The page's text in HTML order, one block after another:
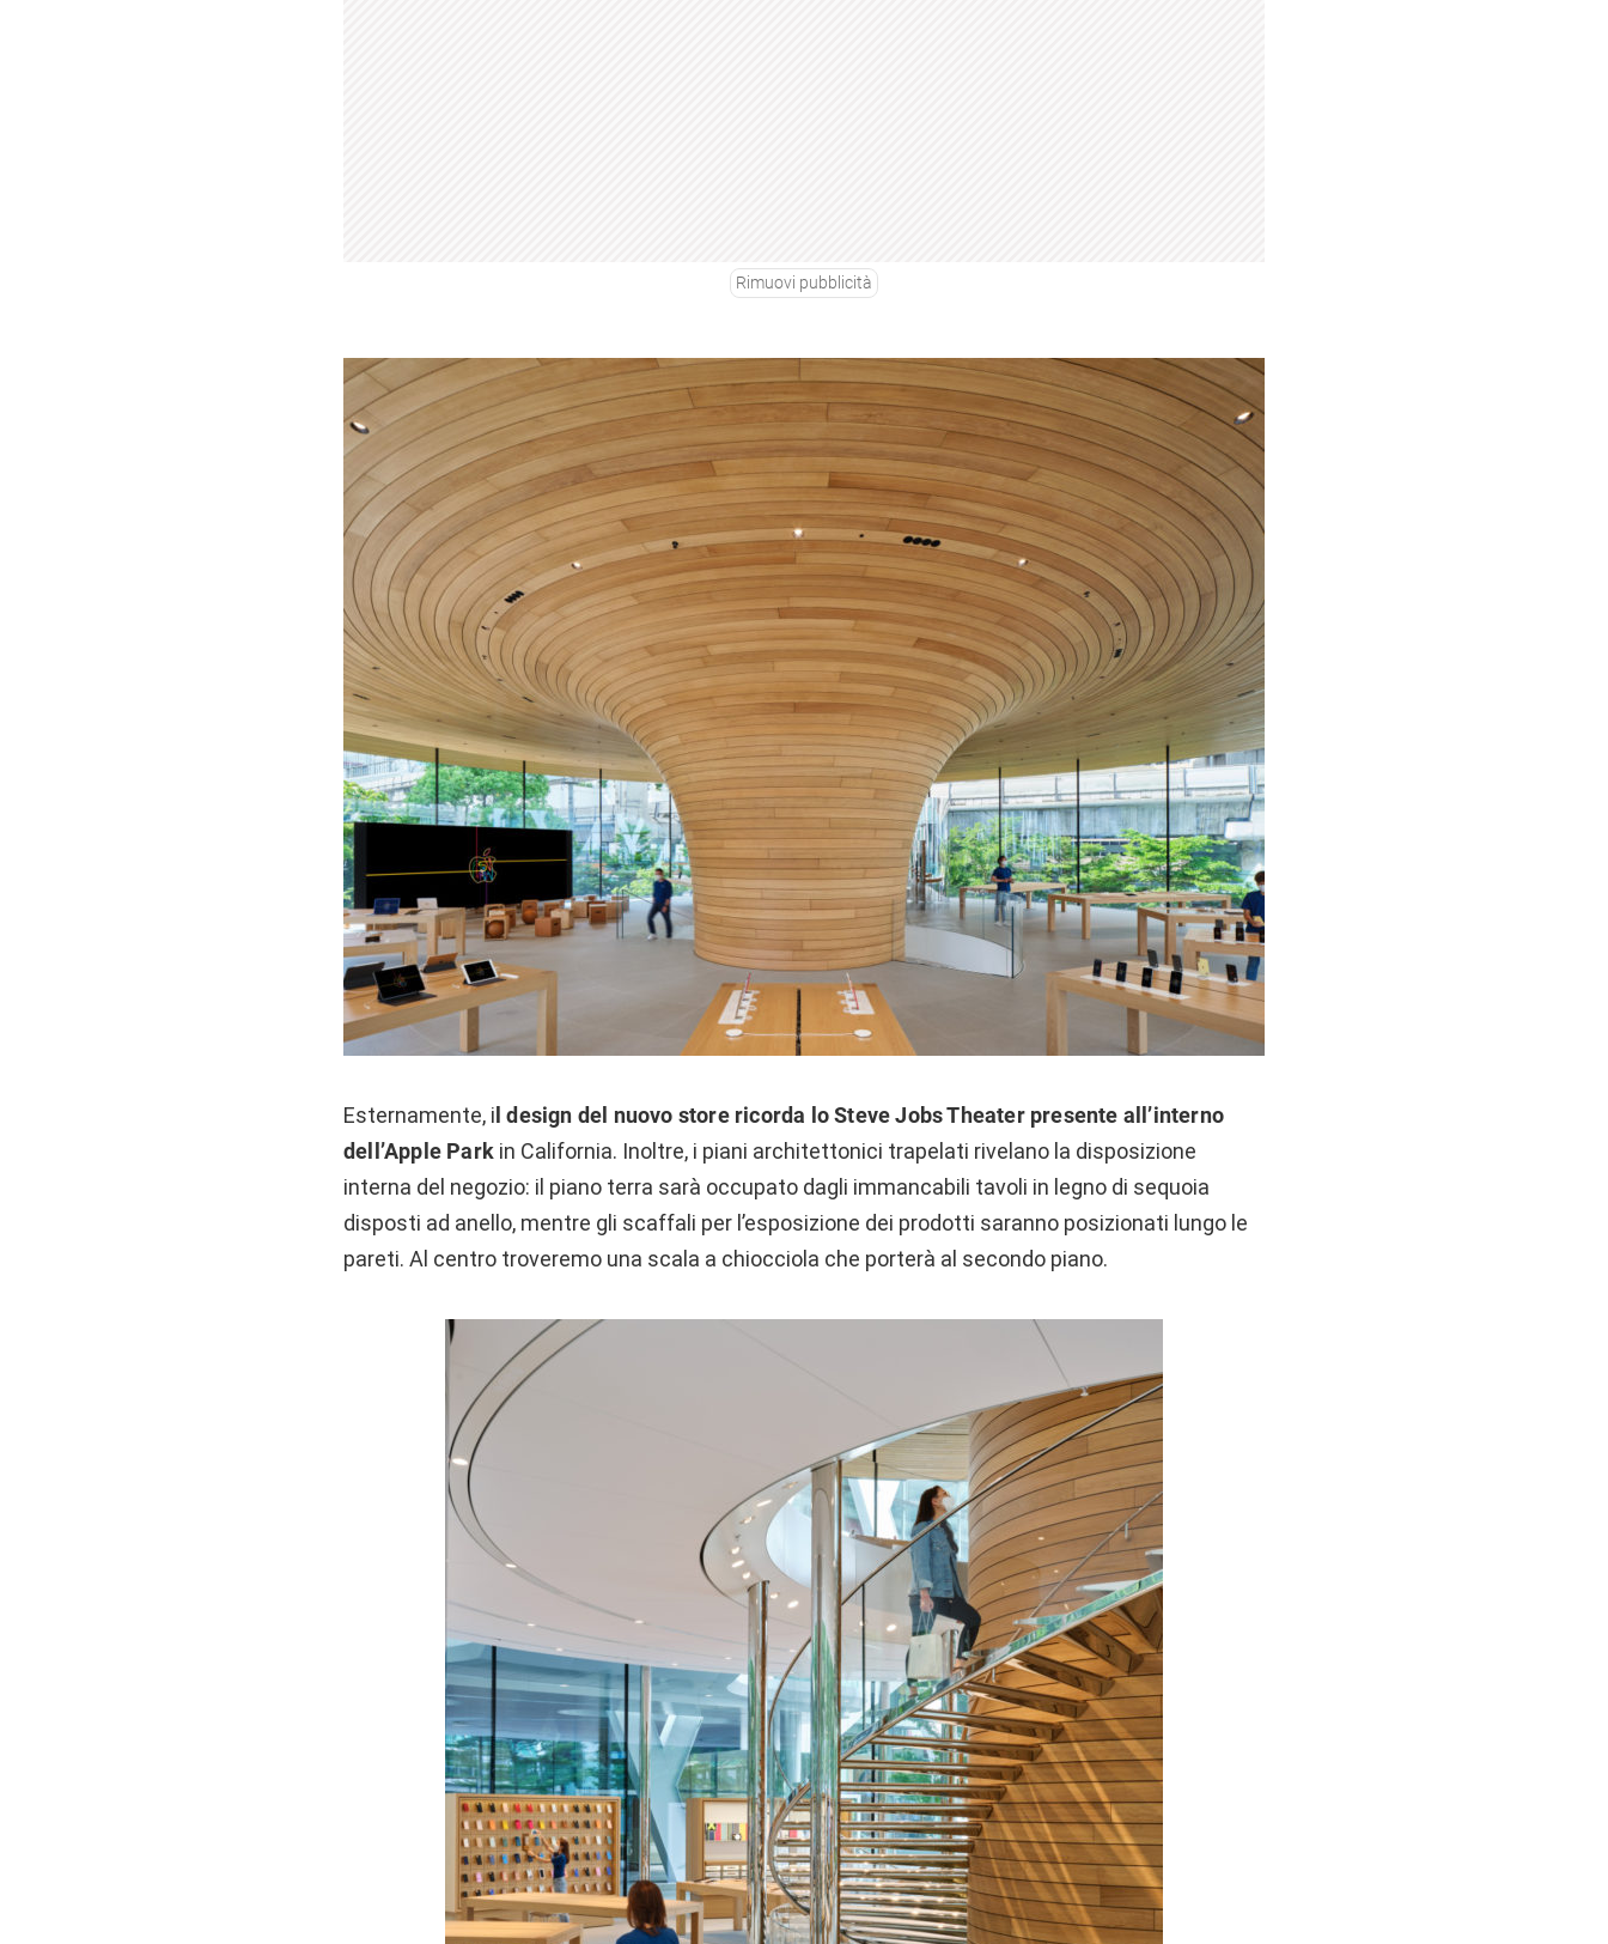
Rimuovi pubblicità
Esternamente, i l design del nuovo store ricorda lo Steve Jobs Theater presente all’interno
dell’Apple Park in California. Inoltre, i piani architettonici trapelati rivelano la disposizione
interna del negozio: il piano terra sarà occupato dagli immancabili tavoli in legno di sequoia
disposti ad anello, mentre gli scaffali per l’esposizione dei prodotti saranno posizionati lungo le
pareti. Al centro troveremo una scala a chiocciola che porterà al secondo piano.